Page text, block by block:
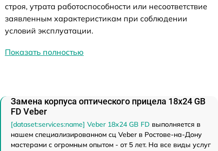
строя, утрата работоспособности или несоответствие
заявленным характеристикам при соблюдении
условий эксплуатации.
Показать полностью
Замена корпуса оптического прицела 18x24 GB
FD Veber
[dataset:services:name] Veber 18x24 GB FD выполняется в
нашем специализированном сц Veber в Ростове-на-Дону
мастерами с огромным опытом - от 5 лет. На все виды услуг